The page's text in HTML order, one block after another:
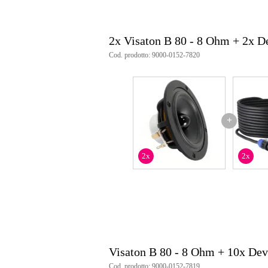
2x Visaton B 80 - 8 Ohm + 2x
Cod. prodotto: 9000-0152-7820
+
2x 2x
Visaton B 80 - 8 Ohm + 10x
Cod. prodotto: 9000-0152-7819